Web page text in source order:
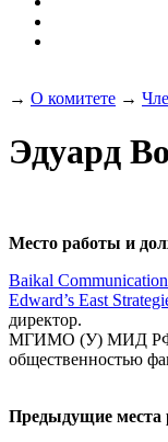
→ О комитете →
Эдуард
Место работы и
Baikal
Edward’s East
директор.
МГИМО (У) МИД РФ –
общественностью
Предыдущие места